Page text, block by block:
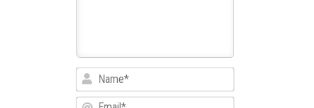
Name*
Email*